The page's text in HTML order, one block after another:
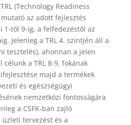
(Technology Readiness
mutató az adott fejlesztés
1-től 9-ig, a felfedezéstől az
Jelenleg a TRL 4. szintjén áll a
tesztelés), ahonnan a jelen
célunk a TRL 8-9. fokának
majd a termékek
és egészségügyi
nemzetközi fontosságára
a CSFK-ban zajló
tervezést és a